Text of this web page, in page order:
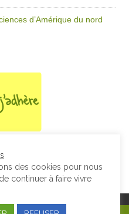
d’Amérique du nord
|Designed by Studio Thil - Site
des cookies pour nous
continuer à faire vivre